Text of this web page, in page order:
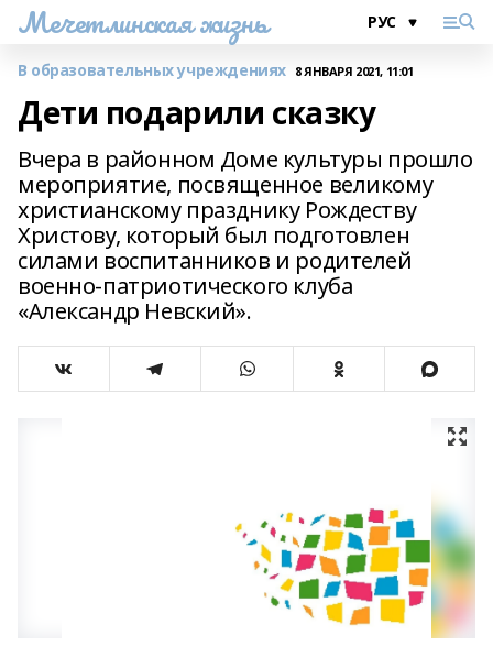
Мечетлинская жизнь
В образовательных учреждениях 8 ЯНВАРЯ 2021, 11:01
Дети подарили сказку
Вчера в районном Доме культуры прошло
мероприятие, посвященное великому
христианскому празднику Рождеству
Христову, который был подготовлен
силами воспитанников и родителей
военно-патриотического клуба
«Александр Невский».